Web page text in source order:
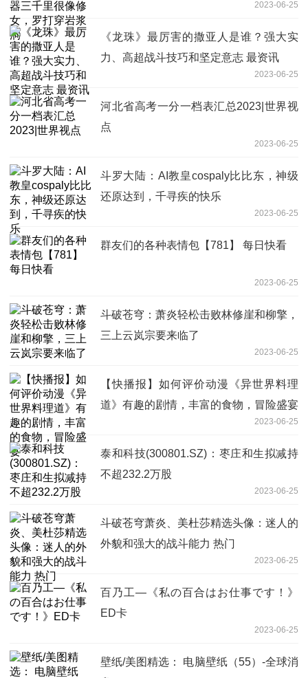
2023-06-25
《龙珠》最厉害的撒亚人是谁？强大实
力、高超战斗技巧和坚定意志 最资讯
2023-06-25
河北省高考一分一档表汇总2023|世界视
点
2023-06-25
斗罗大陆：AI教皇cospaly比比东，神级
还原达到，千寻疾的快乐
2023-06-25
群友们的各种表情包【781】 每日快看
2023-06-25
斗破苍穹：萧炎轻松击败林修崖和柳擎，
三上云岚宗要来临了
2023-06-25
【快播报】如何评价动漫《异世界料理
道》有趣的剧情，丰富的食物，冒险盛宴
2023-06-25
泰和科技(300801.SZ)：枣庄和生拟减持
不超232.2万股
2023-06-25
斗破苍穹萧炎、美杜莎精选头像：迷人的
外貌和强大的战斗能力 热门
2023-06-25
百乃工—《私の百合はお仕事です！》
ED卡
2023-06-25
壁纸/美图精选： 电脑壁纸（55）-全球消